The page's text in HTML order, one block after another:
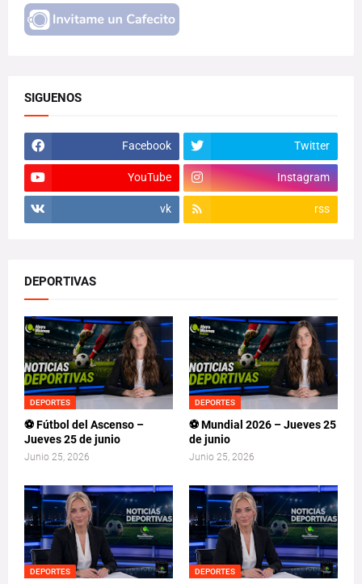
SIGUENOS
Facebook Twitter
YouTube Instagram
vk rss
DEPORTIVAS
DEPORTES
⚽ Fútbol del Ascenso –
Jueves 25 de junio
Junio 25, 2026
DEPORTES
⚽ Mundial 2026 – Jueves 25
de junio
Junio 25, 2026
DEPORTES DEPORTES